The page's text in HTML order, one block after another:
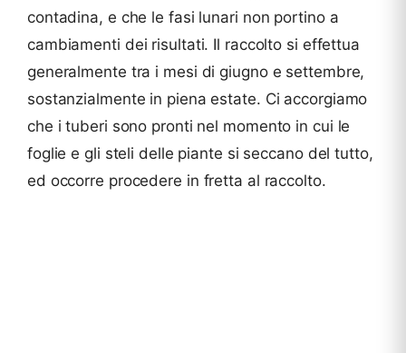
contadina, e che le fasi lunari non portino a
cambiamenti dei risultati. Il raccolto si effettua
generalmente tra i mesi di giugno e settembre,
sostanzialmente in piena estate. Ci accorgiamo
che i tuberi sono pronti nel momento in cui le
foglie e gli steli delle piante si seccano del tutto,
ed occorre procedere in fretta al raccolto.